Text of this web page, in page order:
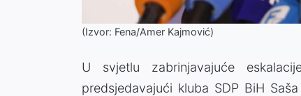
(Izvor: Fena/Amer Kajmović)
U svjetlu zabrinjavajuće
predsjedavajući kluba SDP BiH